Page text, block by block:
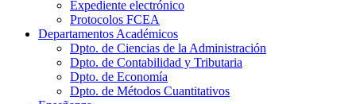
Expediente electrónico
Protocolos FCEA
Departamentos Académicos
Dpto. de Ciencias de la Administración
Dpto. de Contabilidad y Tributaria
Dpto. de Economía
Dpto. de Métodos Cuantitativos